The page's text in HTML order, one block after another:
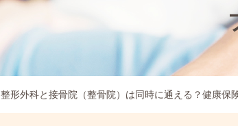
整形外科と接骨院（整骨院）は同時に通える？健康保